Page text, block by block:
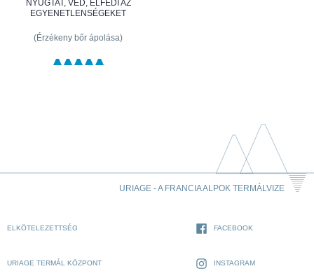
NYUGTAT, VÉD, ELFEDI AZ
EGYENETLENSÉGEKET
(Érzékeny bőr ápolása)
URIAGE - A FRANCIA ALPOK TERMÁLVIZE
ELKÖTELEZETTSÉG
URIAGE TERMÁL KÖZPONT
FACEBOOK
INSTAGRAM